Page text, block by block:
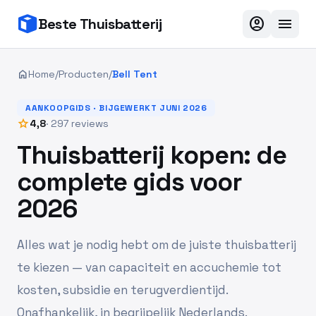
Beste Thuisbatterij account_circle menu
homeHome/Producten/Bell Tent
AANKOOPGIDS · BIJGEWERKT JUNI 2026
star4,8· 297 reviews
Thuisbatterij kopen: de
complete gids voor
2026
Alles wat je nodig hebt om de juiste thuisbatterij
te kiezen — van capaciteit en accuchemie tot
kosten, subsidie en terugverdientijd.
Onafhankelijk, in begrijpelijk Nederlands.